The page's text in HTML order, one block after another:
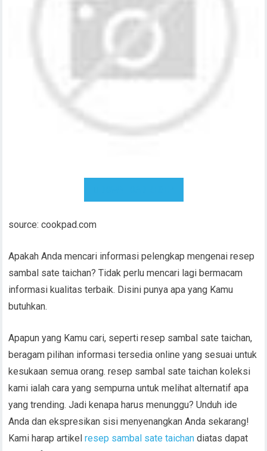
source: cookpad.com
Apakah Anda mencari informasi pelengkap mengenai resep
sambal sate taichan? Tidak perlu mencari lagi bermacam
informasi kualitas terbaik. Disini punya apa yang Kamu
butuhkan.
Apapun yang Kamu cari, seperti resep sambal sate taichan,
beragam pilihan informasi tersedia online yang sesuai untuk
kesukaan semua orang. resep sambal sate taichan koleksi
kami ialah cara yang sempurna untuk melihat alternatif apa
yang trending. Jadi kenapa harus menunggu? Unduh ide
Anda dan ekspresikan sisi menyenangkan Anda sekarang!
Kami harap artikelresep sambal sate taichandiatas dapat